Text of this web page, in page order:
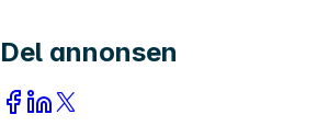
Del annonsen